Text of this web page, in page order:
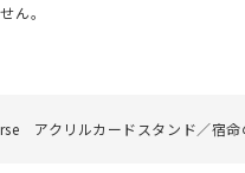
ん。
アクリルカードスタンド／宿命